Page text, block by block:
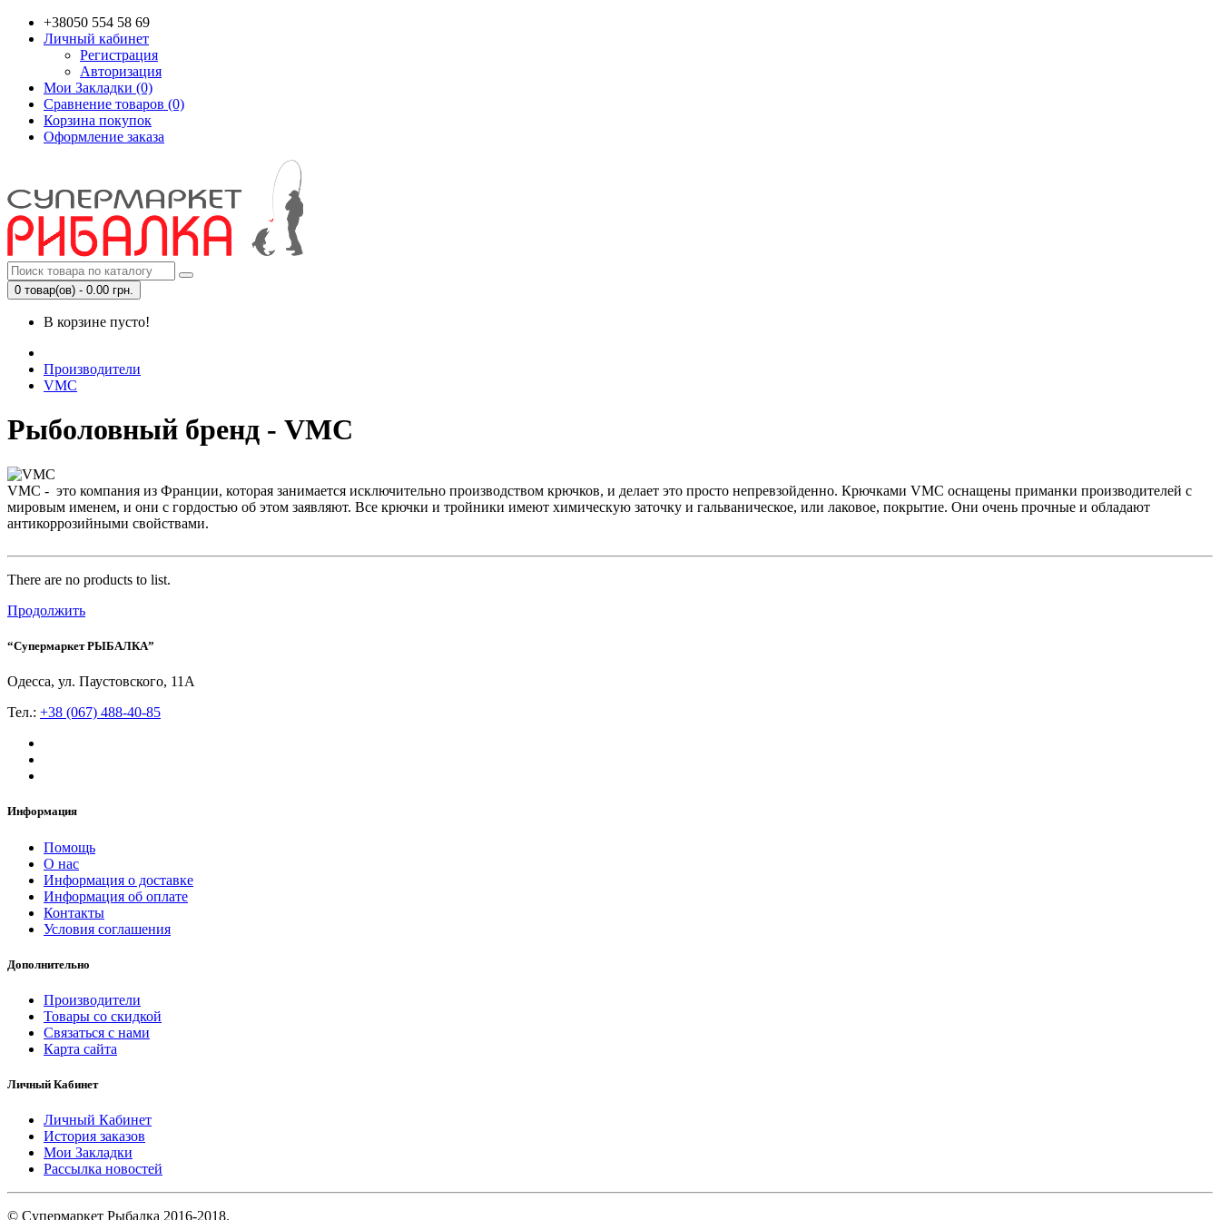
+38050 554 58 69
Личный кабинет
Регистрация
Авторизация
Мои Закладки (0)
Сравнение товаров (0)
Корзина покупок
Оформление заказа
0 товар(ов) - 0.00 грн.
В корзине пусто!
Производители
VMC
Рыболовный бренд - VMC
VMC - это компания из Франции, которая занимается исключительно производством крючков, и делает это просто непревзойденно. Крючками VMC оснащены приманки производителей с
мировым именем, и они с гордостью об этом заявляют. Все крючки и тройники имеют химическую заточку и гальваническое, или лаковое, покрытие. Они очень прочные и обладают
антикоррозийными свойствами.
There are no products to list.
Продолжить
“Супермаркет РЫБАЛКА”
Одесса, ул. Паустовского, 11А
Тел.: +38 (067) 488-40-85
Информация
Помощь
О нас
Информация о доставке
Информация об оплате
Контакты
Условия соглашения
Дополнительно
Производители
Товары со скидкой
Связаться с нами
Карта сайта
Личный Кабинет
Личный Кабинет
История заказов
Мои Закладки
Рассылка новостей
© Супермаркет Рыбалка 2016-2018.